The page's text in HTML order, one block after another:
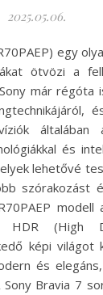
2025.05.06.
ötvözi a
már régóta
általában
és
lehetővé
szórakozást
(High
képi világot
és
Bravia 7